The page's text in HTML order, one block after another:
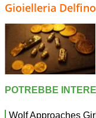
Gioielleria Delfino